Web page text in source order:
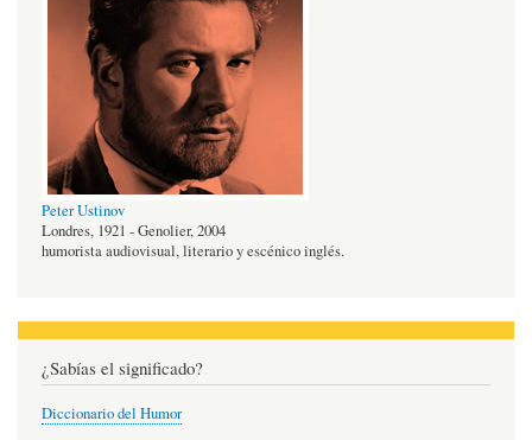
Peter Ustinov
Londres, 1921 - Genolier, 2004
humorista audiovisual, literario y escénico inglés.
¿Sabías el significado?
Diccionario del Humor